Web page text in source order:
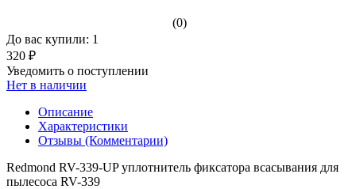
(0)
До вас купили: 1
320 ₽
Уведомить о поступлении
Нет в наличии
Описание
Характеристики
Отзывы (Комментарии)
Redmond RV-339-UP уплотнитель фиксатора всасывания для
пылесоса RV-339